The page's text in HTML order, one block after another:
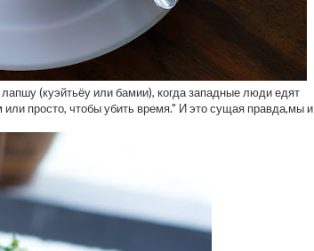
(куэйтьёу или бамии), когда западные люди едят
просто, чтобы убить время." И это сущая правда,мы и